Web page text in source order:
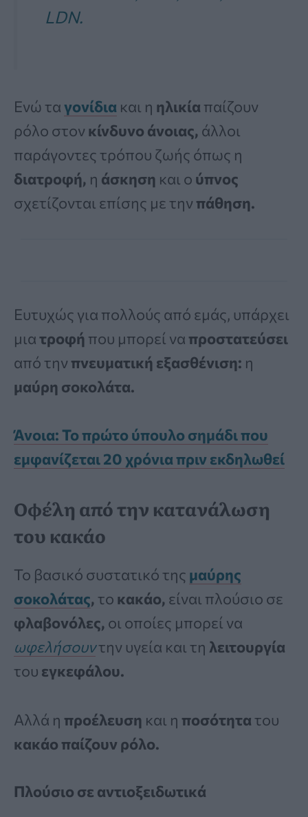
LDN.
Ενώ ταγονίδια και η ηλικία παίζουν
ρόλο στον κίνδυνο άνοιας, άλλοι
παράγοντες τρόπου ζωής όπως η
διατροφή, η άσκηση και ο ύπνος
σχετίζονται επίσης με την πάθηση.
Ευτυχώς για πολλούς από εμάς, υπάρχει
μιατροφή που μπορεί να προστατεύσει
από την πνευματική εξασθένιση: η
μαύρη σοκολάτα.
Άνοια: Το πρώτο ύπουλο σημάδι που
εμφανίζεται 20 χρόνια πριν εκδηλωθεί
Οφέλη από την κατανάλωση
του κακάο
Το βασικό συστατικό της μαύρης
σοκολάτας, το κακάο, είναι πλούσιο σε
φλαβονόλες, οι οποίες μπορεί να
ωφελήσουντην υγεία και τη λειτουργία
του εγκεφάλου.
Αλλά η προέλευση και η ποσότητα του
κακάο παίζουν ρόλο.
Πλούσιο σε αντιοξειδωτικά